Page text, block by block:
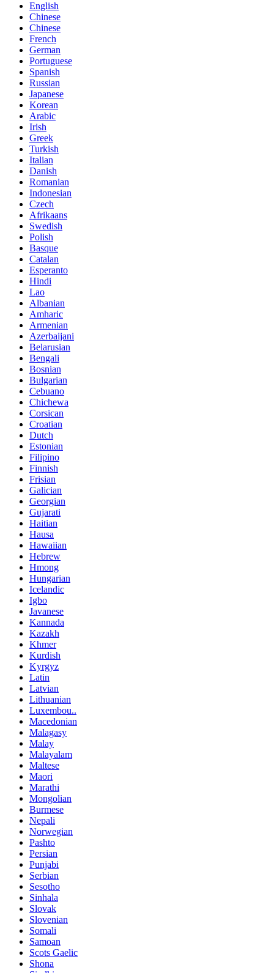
English
Chinese
Chinese
French
German
Portuguese
Spanish
Russian
Japanese
Korean
Arabic
Irish
Greek
Turkish
Italian
Danish
Romanian
Indonesian
Czech
Afrikaans
Swedish
Polish
Basque
Catalan
Esperanto
Hindi
Lao
Albanian
Amharic
Armenian
Azerbaijani
Belarusian
Bengali
Bosnian
Bulgarian
Cebuano
Chichewa
Corsican
Croatian
Dutch
Estonian
Filipino
Finnish
Frisian
Galician
Georgian
Gujarati
Haitian
Hausa
Hawaiian
Hebrew
Hmong
Hungarian
Icelandic
Igbo
Javanese
Kannada
Kazakh
Khmer
Kurdish
Kyrgyz
Latin
Latvian
Lithuanian
Luxembou..
Macedonian
Malagasy
Malay
Malayalam
Maltese
Maori
Marathi
Mongolian
Burmese
Nepali
Norwegian
Pashto
Persian
Punjabi
Serbian
Sesotho
Sinhala
Slovak
Slovenian
Somali
Samoan
Scots Gaelic
Shona